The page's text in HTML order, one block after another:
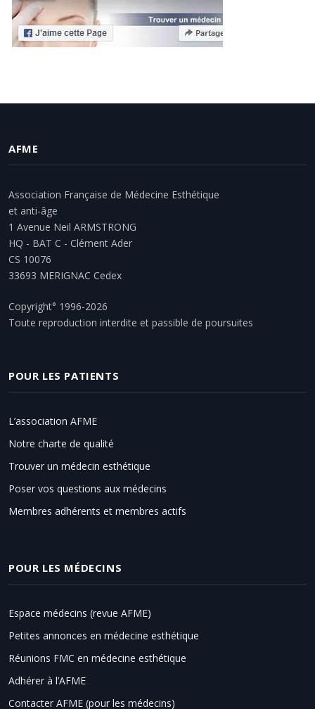
AFME
Association Française de Médecine Esthétique
et anti-âge
1 Avenue Neil ARMSTRONG
HQ - BAT C - Clément Ader
CS 10076
33693 MERIGNAC Cedex
Copyright° 1996-2026
Toute reproduction interdite et passible de poursuites
POUR LES PATIENTS
L’association AFME
Notre charte de qualité
Trouver un médecin esthétique
Poser vos questions aux médecins
Membres adhérents et membres actifs
POUR LES MÉDECINS
Espace médecins (revue AFME)
Petites annonces en médecine esthétique
Réunions FMC en médecine esthétique
Adhérer à l’AFME
Contacter AFME (pour les médecins)